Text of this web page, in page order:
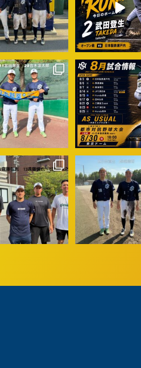
8月 6 8月 3
shinyaku_baseball shinyaku_baseball
7月 31
shinyaku_baseball
7月 30
shinyaku_baseball
7月 27